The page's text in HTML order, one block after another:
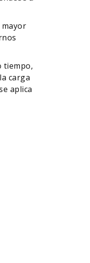
tiempo,
carga
aplica